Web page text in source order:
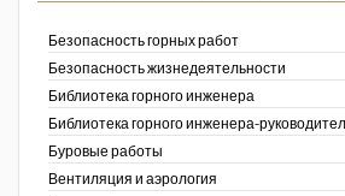
Безопасность горных работ
Безопасность жизнедеятельности
Библиотека горного инженера
Библиотека горного инженера-
Буровые работы
Вентиляция и аэрология